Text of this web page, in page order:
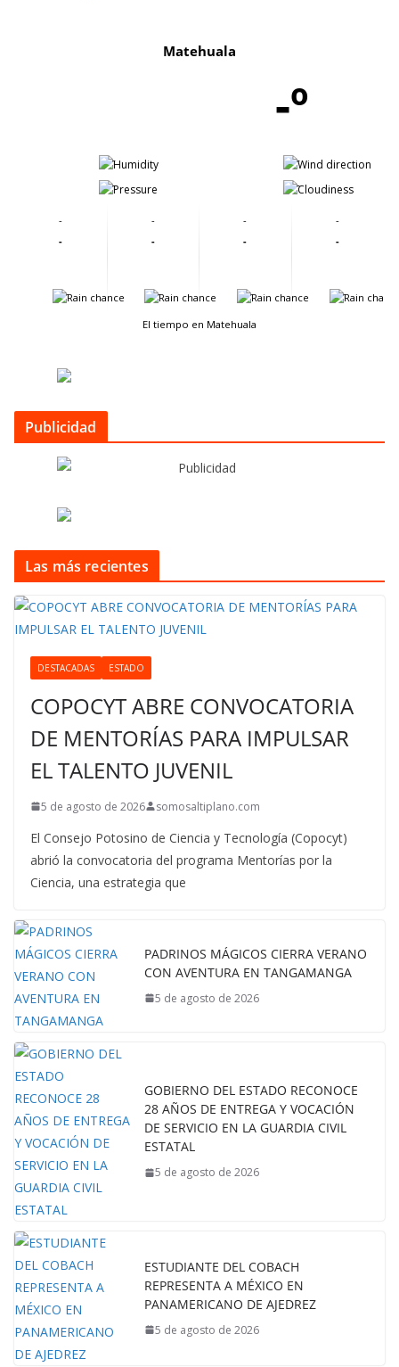
Matehuala
-º
-
-
-
-
-
-
-
-
-
-
-
-
-
-
-
-
El tiempo en Matehuala
Publicidad
Las más recientes
DESTACADAS ESTADO
COPOCYT ABRE CONVOCATORIA
DE MENTORÍAS PARA IMPULSAR
EL TALENTO JUVENIL
5 de agosto de 2026 somosaltiplano.com
El Consejo Potosino de Ciencia y Tecnología (Copocyt)
abrió la convocatoria del programa Mentorías por la
Ciencia, una estrategia que
PADRINOS MÁGICOS CIERRA VERANO
CON AVENTURA EN TANGAMANGA
5 de agosto de 2026
GOBIERNO DEL ESTADO RECONOCE
28 AÑOS DE ENTREGA Y VOCACIÓN
DE SERVICIO EN LA GUARDIA CIVIL
ESTATAL
5 de agosto de 2026
ESTUDIANTE DEL COBACH
REPRESENTA A MÉXICO EN
PANAMERICANO DE AJEDREZ
5 de agosto de 2026